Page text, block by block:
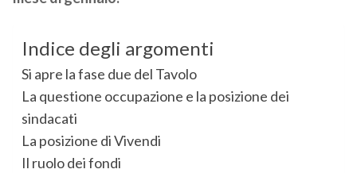
Indice degli argomenti
Si apre la fase due del Tavolo
La questione occupazione e la posizione dei
sindacati
La posizione di Vivendi
Il ruolo dei fondi